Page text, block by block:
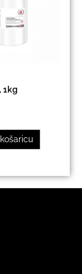
1kg